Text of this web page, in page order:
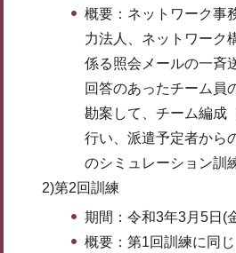
概要：ネットワーク事
力法人、ネットワーク
係る照会メールの一斉
回答のあったチーム員
勘案して、チーム編成
行い、派遣予定者から
のシミュレーション訓
2)第2回訓練
期間：令和3年3月5日(
概要：第1回訓練に同じ